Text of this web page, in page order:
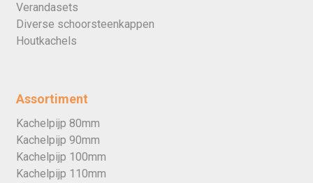
Verandasets
Diverse schoorsteenkappen
Houtkachels
Assortiment
Kachelpijp 80mm
Kachelpijp 90mm
Kachelpijp 100mm
Kachelpijp 110mm